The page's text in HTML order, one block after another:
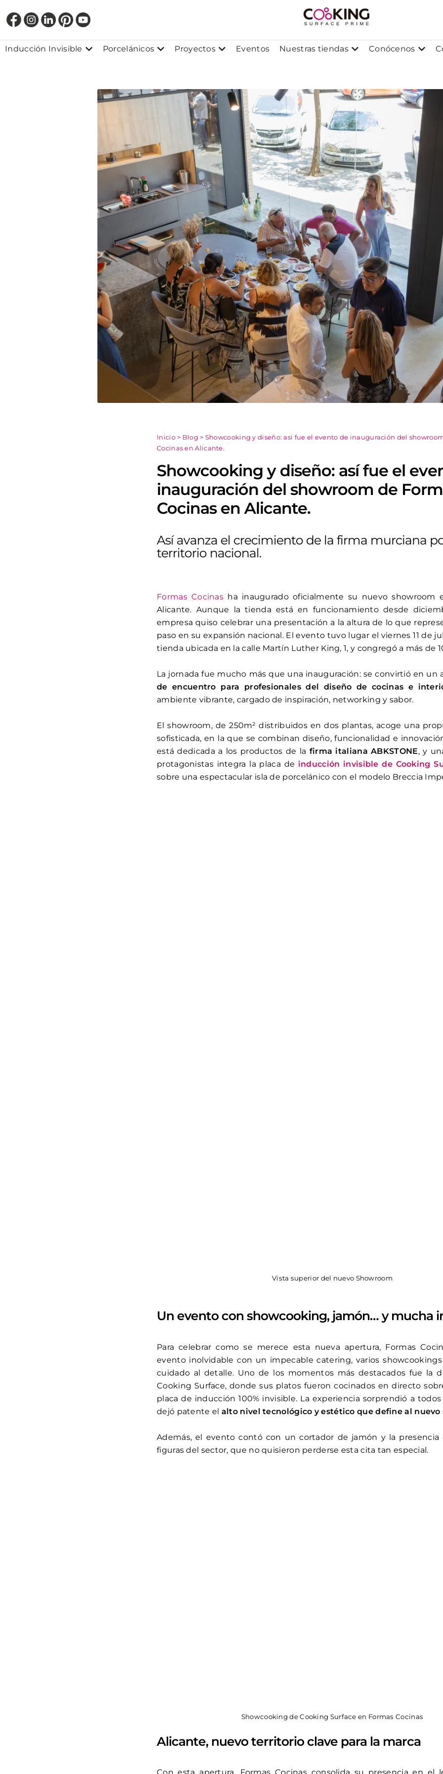
al
Inducción Invisible Abrir Inducción Invisible
Porcelánicos Abrir Porcelánicos
Proyectos Abrir Proyectos
Eventos Nuestras tiendas Abrir Nuestras tiendas
Conócenos Abrir
Inicio> Blog > Showcooking y diseño: así fue el evento de inauguración del
Cocinas en Alicante.
Showcooking y diseño: así fue el
inauguración del showroom de
Cocinas en Alicante.
Así avanza el crecimiento de la firma murciana
territorio nacional.
Formas Cocinas ha inaugurado oficialmente su nuevo showroom
Alicante. Aunque la tienda está en funcionamiento desde
empresa quiso celebrar una presentación a la altura de lo que
paso en su expansión nacional. El evento tuvo lugar el viernes 11 de
tienda ubicada en la calle Martín Luther King, 1, y congregó a más de
La jornada fue mucho más que una inauguración: se convirtió en un
de encuentro para profesionales del diseño de cocinas e
ambiente vibrante, cargado de inspiración, networking y sabor.
El showroom, de 250m² distribuidos en dos plantas, acoge una
sofisticada, en la que se combinan diseño, funcionalidad e
está dedicada a los productos de la firma italiana ABKSTONE, y
protagonistas integra la placa de inducción invisible de Cooking
sobre una espectacular isla de porcelánico con el modelo Breccia
Vista superior del nuevo Showroom
Un evento con showcooking, jamón… y mucha
Para celebrar como se merece esta nueva apertura, Formas
evento inolvidable con un impecable catering, varios
cuidado al detalle. Uno de los momentos más destacados fue la
Cooking Surface, donde sus platos fueron cocinados en directo
placa de inducción 100% invisible. La experiencia sorprendió a
dejó patente el alto nivel tecnológico y estético que define al nuevo
Además, el evento contó con un cortador de jamón y la
figuras del sector, que no quisieron perderse esta cita tan especial.
Showcooking de Cooking Surface en Formas Cocinas
Alicante, nuevo territorio clave para la marca